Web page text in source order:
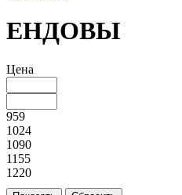
ЕНДОВЫ
Цена
959
1024
1090
1155
1220